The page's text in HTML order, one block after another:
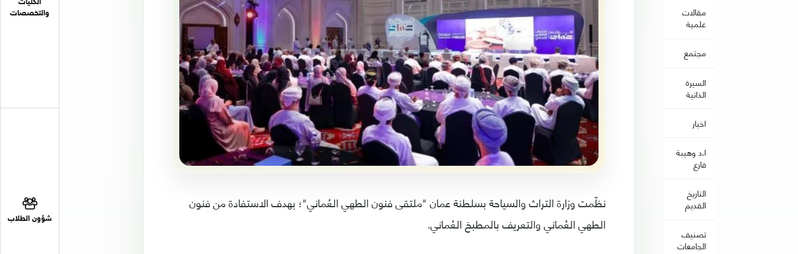
الكليات
والتخصصات
شؤون الطلاب
مقالات
علمية
مجتمع
السيرة
الذاتية
اخبار
ا.د وهيبة
فارع
التاريخ
القديم
تصنيف
الجامعات
نظّمت وزارة التراث والسياحة بسلطنة عمان "ملتقى فنون الطهي العُماني"؛ بهدف الاستفادة من فنون
الطهي العُماني والتعريف بالمطبخ العُماني.